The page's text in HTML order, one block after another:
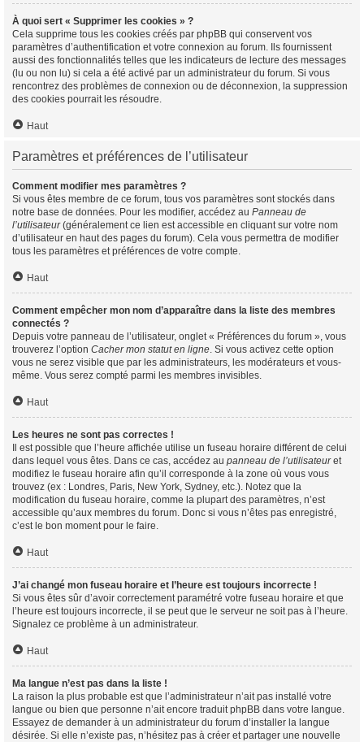
À quoi sert « Supprimer les cookies » ?
Cela supprime tous les cookies créés par phpBB qui conservent vos
paramètres d’authentification et votre connexion au forum. Ils fournissent
aussi des fonctionnalités telles que les indicateurs de lecture des messages
(lu ou non lu) si cela a été activé par un administrateur du forum. Si vous
rencontrez des problèmes de connexion ou de déconnexion, la suppression
des cookies pourrait les résoudre.
Haut
Paramètres et préférences de l’utilisateur
Comment modifier mes paramètres ?
Si vous êtes membre de ce forum, tous vos paramètres sont stockés dans
notre base de données. Pour les modifier, accédez au Panneau de
l’utilisateur(généralement ce lien est accessible en cliquant sur votre nom
d’utilisateur en haut des pages du forum). Cela vous permettra de modifier
tous les paramètres et préférences de votre compte.
Haut
Comment empêcher mon nom d’apparaître dans la liste des membres
connectés ?
Depuis votre panneau de l’utilisateur, onglet « Préférences du forum », vous
trouverez l’option Cacher mon statut en ligne. Si vous activez cette option
vous ne serez visible que par les administrateurs, les modérateurs et vous-
même. Vous serez compté parmi les membres invisibles.
Haut
Les heures ne sont pas correctes !
Il est possible que l’heure affichée utilise un fuseau horaire différent de celui
dans lequel vous êtes. Dans ce cas, accédez au panneau de l’utilisateuret
modifiez le fuseau horaire afin qu’il corresponde à la zone où vous vous
trouvez (ex : Londres, Paris, New York, Sydney, etc.). Notez que la
modification du fuseau horaire, comme la plupart des paramètres, n’est
accessible qu’aux membres du forum. Donc si vous n’êtes pas enregistré,
c’est le bon moment pour le faire.
Haut
J’ai changé mon fuseau horaire et l’heure est toujours incorrecte !
Si vous êtes sûr d’avoir correctement paramétré votre fuseau horaire et que
l’heure est toujours incorrecte, il se peut que le serveur ne soit pas à l’heure.
Signalez ce problème à un administrateur.
Haut
Ma langue n’est pas dans la liste !
La raison la plus probable est que l’administrateur n’ait pas installé votre
langue ou bien que personne n’ait encore traduit phpBB dans votre langue.
Essayez de demander à un administrateur du forum d’installer la langue
désirée. Si elle n’existe pas, n’hésitez pas à créer et partager une nouvelle